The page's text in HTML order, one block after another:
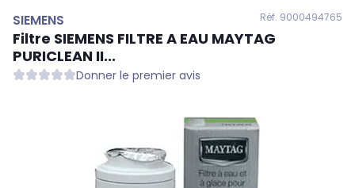
SIEMENS Réf. 9000494765
Filtre SIEMENS FILTRE A EAU MAYTAG
PURICLEAN II...
Donner le premier avis